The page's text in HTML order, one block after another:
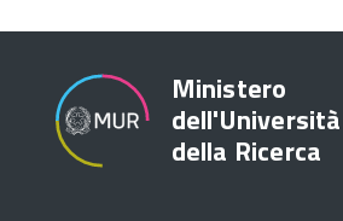
Ministero
della Ricerca